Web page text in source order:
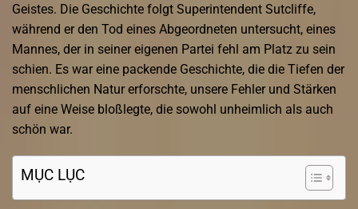
Geistes. Die Geschichte folgt Superintendent Sutcliffe,
während er den Tod eines Abgeordneten untersucht, eines
Mannes, der in seiner eigenen Partei fehl am Platz zu sein
schien. Es war eine packende Geschichte, die die Tiefen der
menschlichen Natur erforschte, unsere Fehler und Stärken
auf eine Weise bloßlegte, die sowohl unheimlich als auch
schön war.
MỤC LỤC